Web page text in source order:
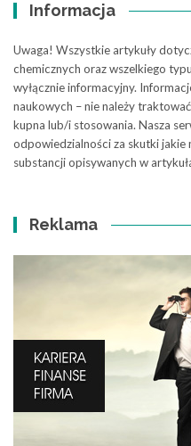
Informacja
Uwaga! Wszystkie artykuły
chemicznych oraz wszelkiego
wyłącznie informacyjny.
naukowych – nie należy
kupna lub/i stosowania. Nasza
odpowiedzialności za skutki jakie
substancji opisywanych w
Reklama